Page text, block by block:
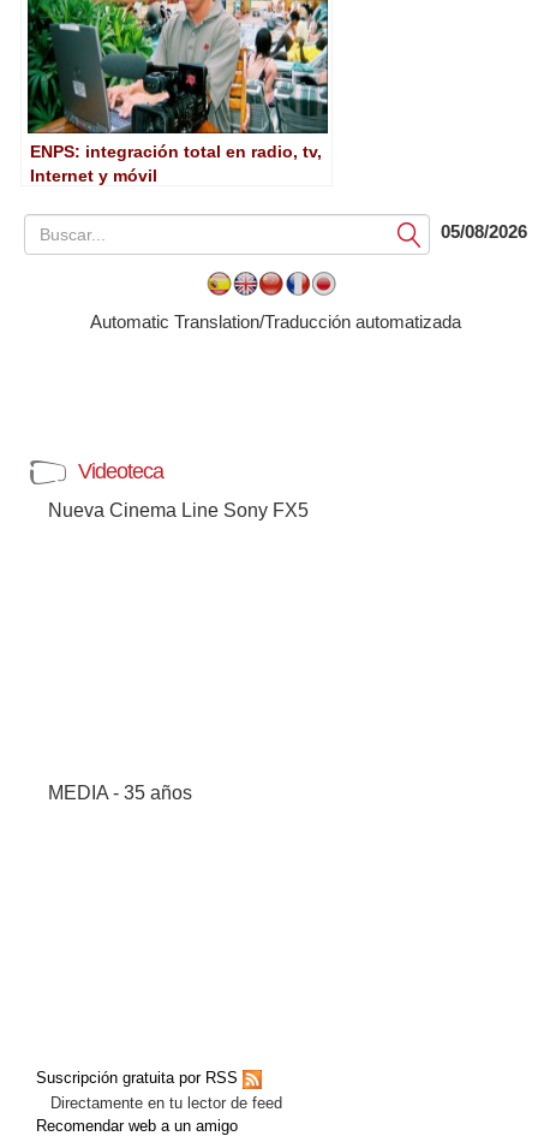
ENPS: integración total en radio, tv,
Internet y móvil
Submit05/08/2026
Automatic Translation/Traducción automatizada
Videoteca
Nueva Cinema Line Sony FX5
MEDIA - 35 años
Suscripción gratuita por RSS
Directamente en tu lector de feed
Recomendar web a un amigo